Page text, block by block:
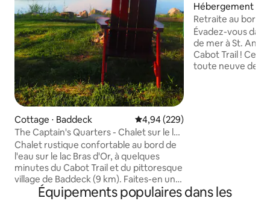
Cottage ⋅ Baddeck Évaluation moyenne sur la
4,94 (229)
The Captain's Quarters - Chalet sur le lac
Bras d'Or
Chalet rustique confortable au bord de
l'eau sur le lac Bras d'Or, à quelques
minutes du Cabot Trail et du pittoresque
village de Baddeck (9 km). Faites-en une
base pour toutes vos aventures sur l'île.
Hébergement ⋅
n
Retraite au bord
Cabot
Évadez-vous
de mer à St.
Cabot Trail !
toute neuve de 2
restaurants.
Équipements populaires dans les